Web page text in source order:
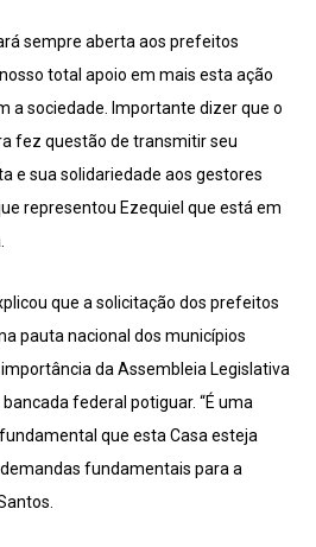
sempre aberta aos prefeitos
total apoio em mais esta ação
a sociedade. Importante dizer que o
fez questão de transmitir seu
e sua solidariedade aos gestores
representou Ezequiel que está em
que a solicitação dos prefeitos
pauta nacional dos municípios
da Assembleia Legislativa
federal potiguar. “É uma
que esta Casa esteja
fundamentais para a